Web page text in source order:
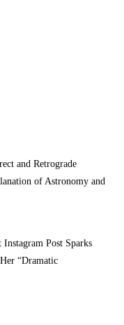
and Retrograde
of Astronomy and
Instagram Post Sparks
“Dramatic